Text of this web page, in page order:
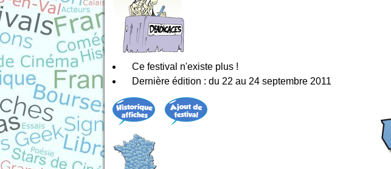
Ce festival n'existe plus !
Dernière édition : du 22 au 24 septembre 2011